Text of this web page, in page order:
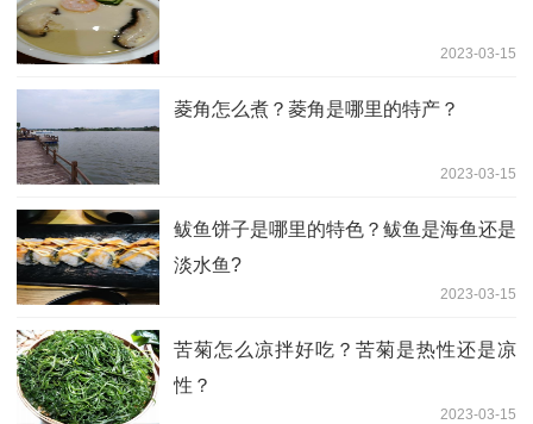
2023-03-15
菱角怎么煮？菱角是哪里的特产？
2023-03-15
鲅鱼饼子是哪里的特色？鲅鱼是海鱼还是
淡水鱼?
2023-03-15
苦菊怎么凉拌好吃？苦菊是热性还是凉
性？
2023-03-15